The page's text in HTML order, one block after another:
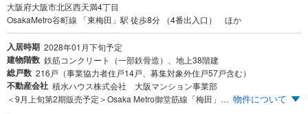
大阪府大阪市北区西天満4丁目
OsakaMetro谷町線 「東梅田」駅 徒歩8分 （4番出入口） ほか
入居時期 2028年01月下旬予定
建物階数 鉄筋コンクリート（一部鉄骨造）、地上38階建
総戸数 216戸（事業協力者住戸14戸、募集対象外住戸57戸含む）
不動産会社 積水ハウス株式会社 大阪マンション事業部
＜9月上旬第2期販売予定＞Osaka Metro御堂筋線「梅田」駅徒歩9分。9駅12路線利用可能。都心タワーに、積水ハウスの「邸宅思想」を。大阪を象徴する「梅田」と静穏と気品が漂う「西天満」。【物件エントリー者様限定モデルルーム案内会予約受付中】 物件について